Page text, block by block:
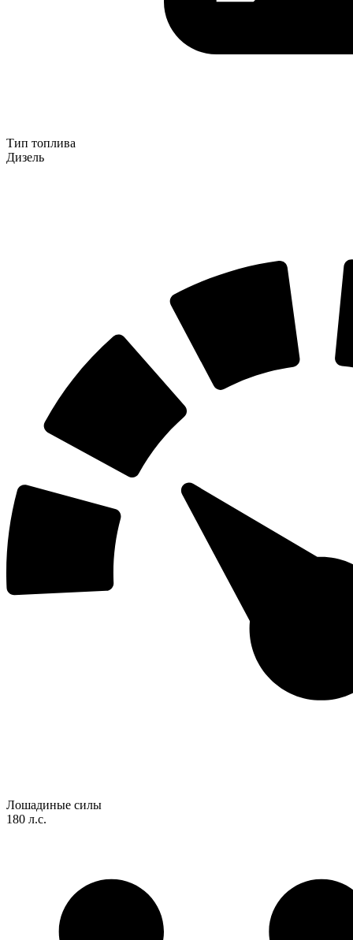
Тип топлива
Дизель
Лошадиные силы
180 л.с.